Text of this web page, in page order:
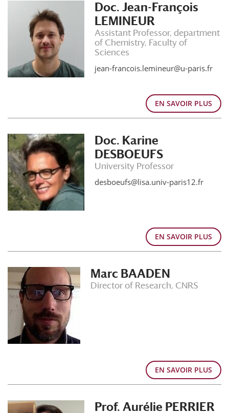
Doc. Jean-François
LEMINEUR
Assistant Professor, department
of Chemistry, Faculty of
Sciences
jean-francois.lemineur@u-paris.fr
EN SAVOIR PLUS
Doc. Karine
DESBOEUFS
University Professor
desboeufs@lisa.univ-paris12.fr
EN SAVOIR PLUS
Marc BAADEN
Director of Research, CNRS
EN SAVOIR PLUS
Prof. Aurélie PERRIER